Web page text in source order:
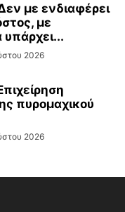
με ενδιαφέρει
με
υπάρχει...
2026
πυρομαχικού
2026